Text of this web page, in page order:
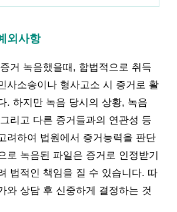
외사항
거 녹음했을때, 합법적으로 취득
사소송이나 형사고소 시 증거로 활
. 하지만 녹음 당시의 상황, 녹음
리고 다른 증거들과의 연관성 등
려하여 법원에서 증거능력을 판단
로 녹음된 파일은 증거로 인정받기
법적인 책임을 질 수 있습니다. 따
와 상담 후 신중하게 결정하는 것